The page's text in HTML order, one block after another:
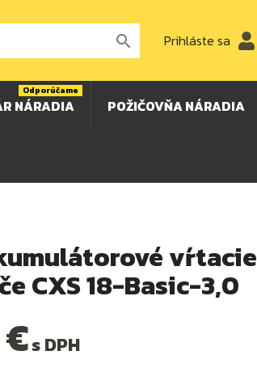
 Prihláste sa
NÁRADIA
Odporúčame
POŽIČOVŇA NÁRADIA
vŕtacie
CXS 18-Basic-3,0
s DPH